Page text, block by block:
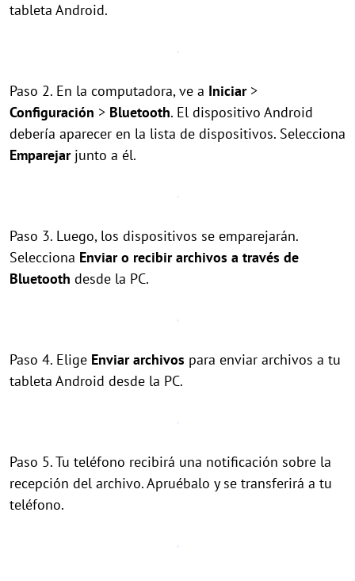
tableta Android.
Paso 2. En la computadora, ve a Iniciar>
Configuración > Bluetooth. El dispositivo Android
debería aparecer en la lista de dispositivos. Selecciona
Emparejarjunto a él.
Paso 3. Luego, los dispositivos se emparejarán.
Selecciona Enviar o recibir archivos a través de
Bluetooth desde la PC.
Paso 4. Elige Enviar archivos para enviar archivos a tu
tableta Android desde la PC.
Paso 5. Tu teléfono recibirá una notificación sobre la
recepción del archivo. Apruébalo y se transferirá a tu
teléfono.